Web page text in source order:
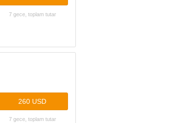
7 gece, toplam tutar
260 USD
7 gece, toplam tutar